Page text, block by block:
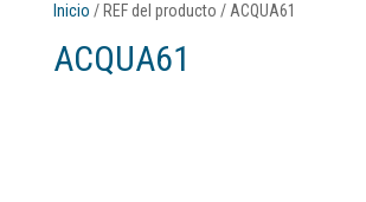
Inicio / REF del producto / ACQUA61
ACQUA61